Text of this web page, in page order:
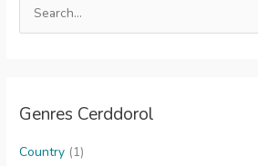
e
f
Genres Cerddorol
Country (1)